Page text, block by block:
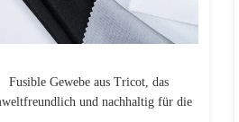
Fusible Gewebe aus Tricot, das
und nachhaltig für die